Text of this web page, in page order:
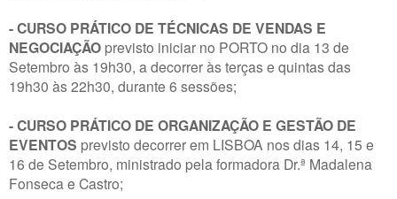
- CURSO PRÁTICO DE TÉCNICAS DE VENDAS E
NEGOCIAÇÃO previsto iniciar no PORTO no dia 13 de
Setembro às 19h30, a decorrer às terças e quintas das
19h30 às 22h30, durante 6 sessões;
- CURSO PRÁTICO DE ORGANIZAÇÃO E GESTÃO DE
EVENTOS previsto decorrer em LISBOA nos dias 14, 15 e
16 de Setembro, ministrado pela formadora Dr.ª Madalena
Fonseca e Castro;